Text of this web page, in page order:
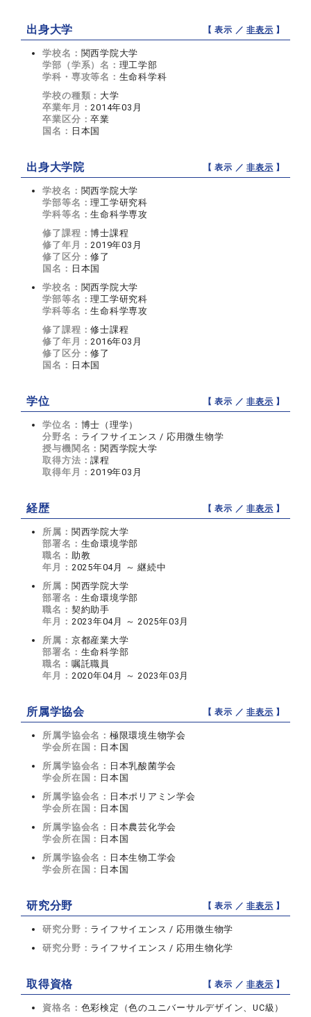
出身大学 【 表示 ／非表示 】
学校名： 関西学院大学
学部（学系）名： 理工学部
学科・専攻等名： 生命科学科
学校の種類： 大学
卒業年月：2014年03月
卒業区分：卒業
国名： 日本国
出身大学院 【 表示 ／非表示 】
学校名： 関西学院大学
学部等名：理工学研究科
学科等名：生命科学専攻
修了課程：博士課程
修了年月：2019年03月
修了区分：修了
国名： 日本国
学校名： 関西学院大学
学部等名：理工学研究科
学科等名：生命科学専攻
修了課程：修士課程
修了年月：2016年03月
修了区分：修了
国名： 日本国
学位 【 表示 ／非表示 】
学位名： 博士（理学）
分野名： ライフサイエンス / 応用微生物学
授与機関名： 関西学院大学
取得方法：課程
取得年月：2019年03月
経歴 【 表示 ／非表示 】
所属： 関西学院大学
部署名： 生命環境学部
職名： 助教
年月： 2025年04月 ～ 継続中
所属： 関西学院大学
部署名： 生命環境学部
職名： 契約助手
年月： 2023年04月 ～ 2025年03月
所属： 京都産業大学
部署名： 生命科学部
職名： 嘱託職員
年月： 2020年04月 ～ 2023年03月
所属学協会 【 表示 ／非表示 】
所属学協会名： 極限環境生物学会
学会所在国： 日本国
所属学協会名： 日本乳酸菌学会
学会所在国： 日本国
所属学協会名： 日本ポリアミン学会
学会所在国： 日本国
所属学協会名： 日本農芸化学会
学会所在国： 日本国
所属学協会名： 日本生物工学会
学会所在国： 日本国
研究分野 【 表示 ／非表示 】
研究分野： ライフサイエンス / 応用微生物学
研究分野： ライフサイエンス / 応用生物化学
取得資格 【 表示 ／非表示 】
資格名： 色彩検定（色のユニバーサルデザイン、UC級）